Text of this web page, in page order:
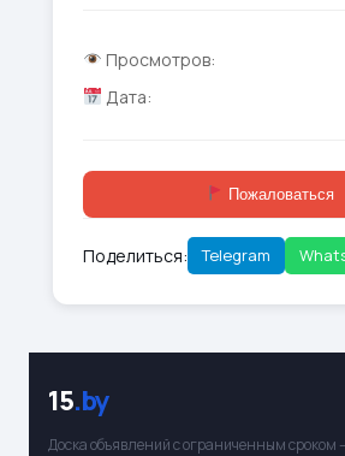
Просмотров:
Дата:
Пожаловаться
Поделиться: Telegram
15.by
Доска объявлений с ограниченным сроком